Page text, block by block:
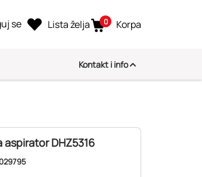
se Lista želja 0 Korpa
Kontakt i info
DHZ5316